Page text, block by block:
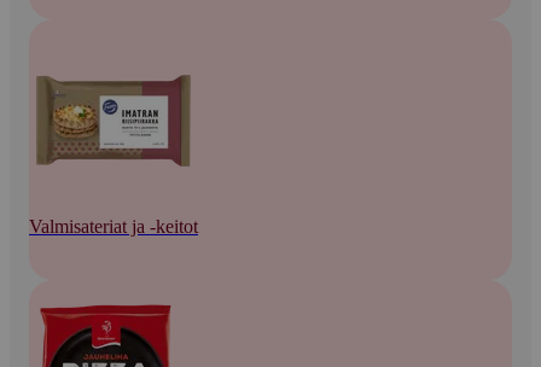
Valmisateriat ja -keitot